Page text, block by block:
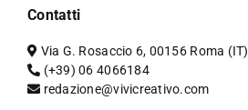
Contatti
Via G. Rosaccio 6, 00156 Roma (IT)
(+39) 06 4066184
redazione@vivicreativo.com